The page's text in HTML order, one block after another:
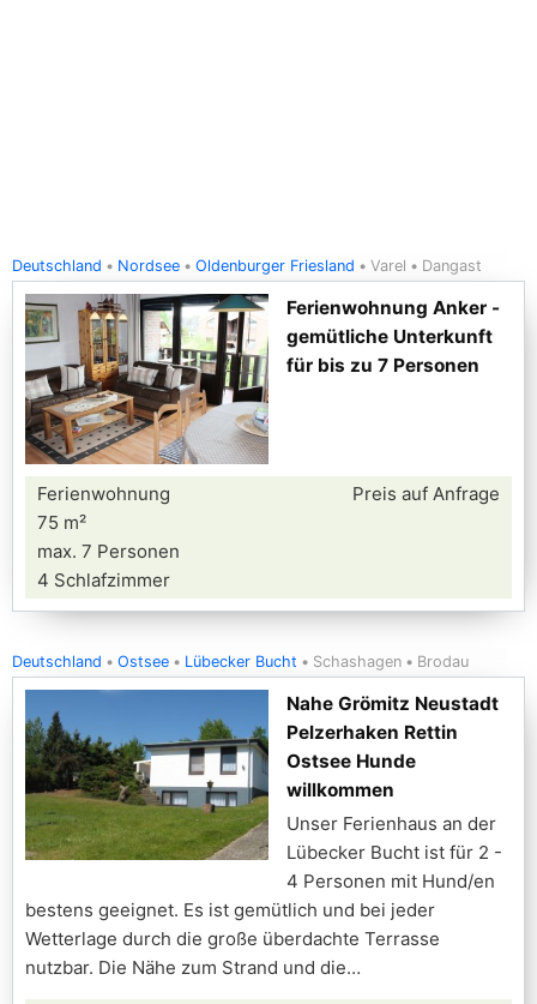
Deutschland Nordsee Oldenburger Friesland Varel Dangast
Ferienwohnung Anker -
gemütliche Unterkunft
für bis zu 7 Personen
Ferienwohnung
75 m²
max. 7 Personen
4 Schlafzimmer
Preis auf Anfrage
Deutschland Ostsee Lübecker Bucht Schashagen Brodau
Nahe Grömitz Neustadt
Pelzerhaken Rettin
Ostsee Hunde
willkommen
Unser Ferienhaus an der
Lübecker Bucht ist für 2 -
4 Personen mit Hund/en
bestens geeignet. Es ist gemütlich und bei jeder
Wetterlage durch die große überdachte Terrasse
nutzbar. Die Nähe zum Strand und die